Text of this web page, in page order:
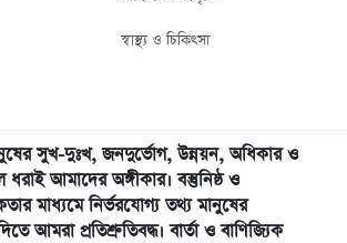
স্বাস্থ্য ও চিকিৎসা
সুখ-দুঃখ, জনদুর্ভোগ, উন্নয়ন, অধিকার ও
ধরাই আমাদের অঙ্গীকার। বস্তুনিষ্ঠ ও
মাধ্যমে নির্ভরযোগ্য তথ্য মানুষের
আমরা প্রতিশ্রুতিবদ্ধ। বার্তা ও বাণিজ্যিক